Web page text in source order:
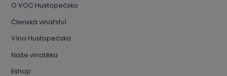
O VOC Hustopečsko
Členská vinařství
Vína Hustopečska
Naše vinotéka
Eshop